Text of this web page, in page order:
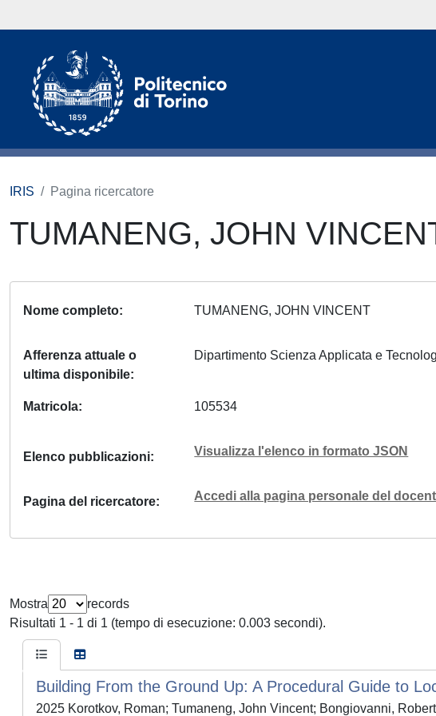
IRIS Pagina ricercatore
TUMANENG, JOHN
Nome completo TUMANENG, JOHN VINCENT
Afferenza attuale o
ultima disponibile
Dipartimento Scienza Applicata e
Matricola 105534
Elenco pubblicazioni Visualizza l'elenco in formato JSON
Pagina del ricercatore Accedi alla pagina personale del
Mostra
records
Risultati 1 - 1 di 1 (tempo di esecuzione: 0.003 secondi).
Building From the Ground Up: A Procedural Guide to
2025 Korotkov, Roman; Tumaneng, John Vincent; Bongiovanni,